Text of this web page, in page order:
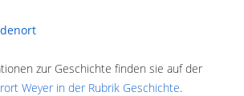
zur Geschichte finden sie auf der
Weyer in der Rubrik Geschichte.